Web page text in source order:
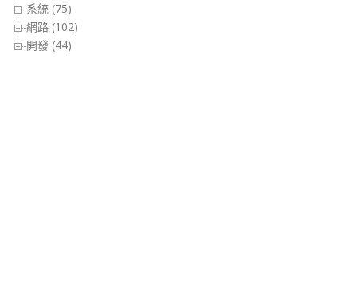
系統 (75)
網路 (102)
開發 (44)